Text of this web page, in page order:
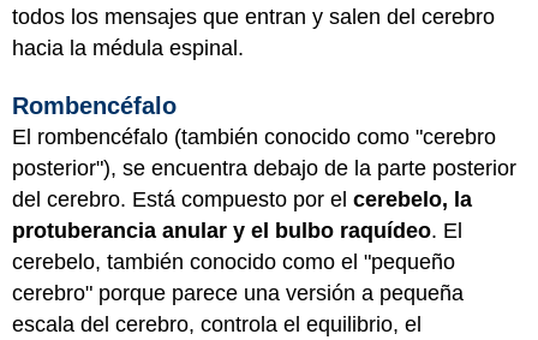
todos los mensajes que entran y salen del cerebro
hacia la médula espinal.
Rombencéfalo
El rombencéfalo (también conocido como "cerebro
posterior"), se encuentra debajo de la parte posterior
del cerebro. Está compuesto por el cerebelo, la
protuberancia anular y el bulbo raquídeo. El
cerebelo, también conocido como el "pequeño
cerebro" porque parece una versión a pequeña
escala del cerebro, controla el equilibrio, el